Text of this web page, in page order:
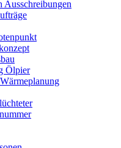
Ausschreibungen
Ölpier